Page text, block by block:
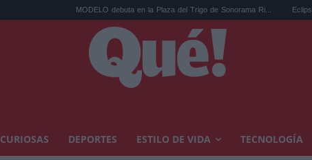
MODELO debuta en la Plaza del Trigo de Sonorama Ri... Eclipse solar en
CURIOSAS DEPORTES ESTILO DE VIDA TECNOLOGÍA